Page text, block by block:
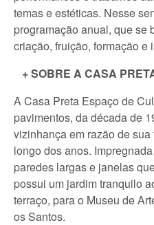
temas e estéticas. Nesse
programação anual, que se
criação, fruição, formação e
+ SOBRE A CASA
A Casa Preta Espaço de
pavimentos, da década de
vizinhança em razão de
longo dos anos.
paredes largas e janelas
possui um jardim tranquilo
terraço, para o Museu de
os Santos.